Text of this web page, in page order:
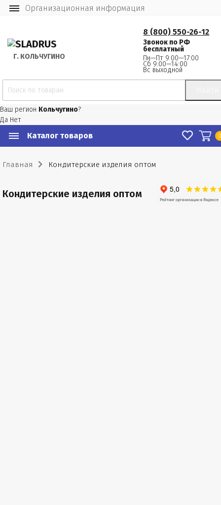
Организационная информация
Г. КОЛЬЧУГИНО
8 (800) 550-26-12
Звонок по РФ
бесплатный
Пн—Пт 9:00—17:00
Сб 9:00—14:00
Вс выходной
Ваш регион Кольчугино?
Да Нет
Каталог товаров
Главная Кондитерские изделия оптом
Кондитерские изделия оптом